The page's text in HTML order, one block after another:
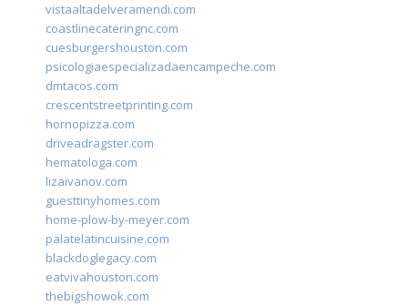
vistaaltadelveramendi.com
coastlinecateringnc.com
cuesburgershouston.com
psicologiaespecializadaencampeche.com
dmtacos.com
crescentstreetprinting.com
hornopizza.com
driveadragster.com
hematologa.com
lizaivanov.com
guesttinyhomes.com
home-plow-by-meyer.com
palatelatincuisine.com
blackdoglegacy.com
eatvivahouston.com
thebigshowok.com